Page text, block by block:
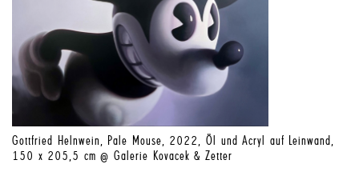
Gottfried Helnwein, Pale Mouse, 2022, Öl und Acryl auf Leinwand,
150 x 205,5 cm @ Galerie Kovacek & Zetter